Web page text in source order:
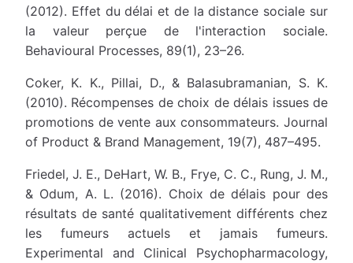
(2012). Effet du délai et de la distance sociale sur
la valeur perçue de l'interaction sociale.
Behavioural Processes, 89(1), 23–26.
Coker, K. K., Pillai, D., & Balasubramanian, S. K.
(2010). Récompenses de choix de délais issues de
promotions de vente aux consommateurs. Journal
of Product & Brand Management, 19(7), 487–495.
Friedel, J. E., DeHart, W. B., Frye, C. C., Rung, J. M.,
& Odum, A. L. (2016). Choix de délais pour des
résultats de santé qualitativement différents chez
les fumeurs actuels et jamais fumeurs.
Experimental and Clinical Psychopharmacology,